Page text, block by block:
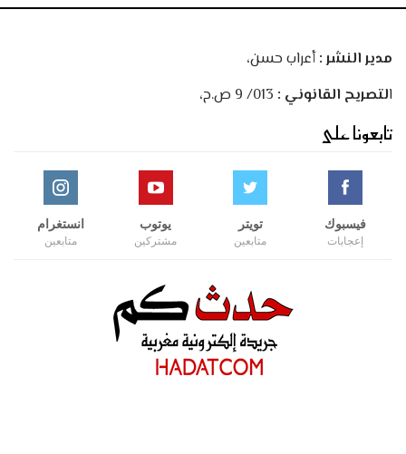
مدير النشر :أعراب حسن،
التصريح القانوني :
تابعونا على
فيسبوك
إعجابات
تويتر
متابعين
يوتوب
مشتركين
انستغرام
متابعين